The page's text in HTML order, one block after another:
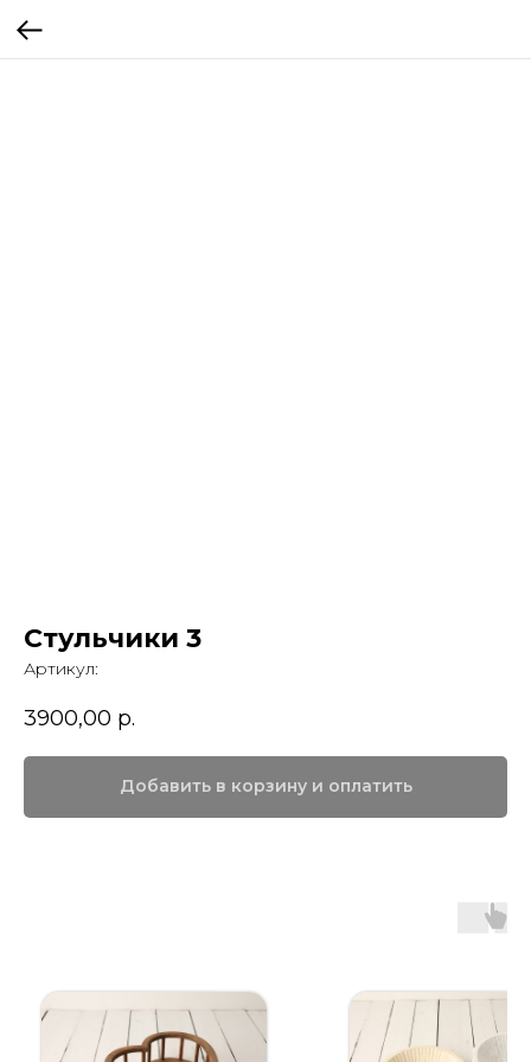
Стульчики 3
Артикул:
3900,00 р.
Добавить в корзину и оплатить